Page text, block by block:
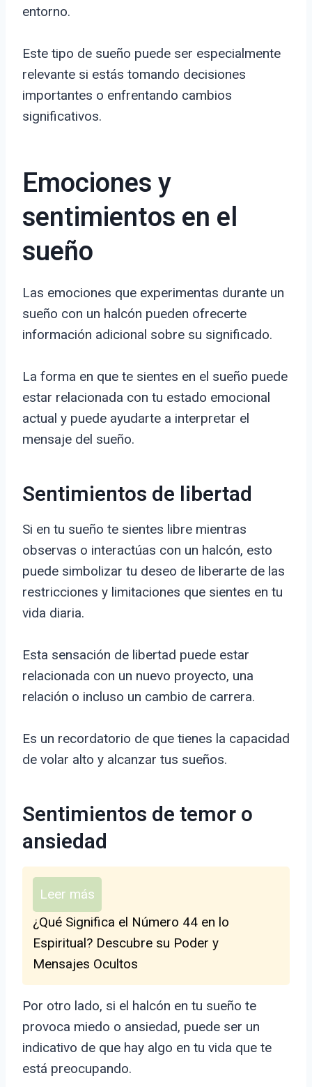
entorno.
Este tipo de sueño puede ser especialmente
relevante si estás tomando decisiones
importantes o enfrentando cambios
significativos.
Emociones y
sentimientos en el
sueño
Las emociones que experimentas durante un
sueño con un halcón pueden ofrecerte
información adicional sobre su significado.
La forma en que te sientes en el sueño puede
estar relacionada con tu estado emocional
actual y puede ayudarte a interpretar el
mensaje del sueño.
Sentimientos de libertad
Si en tu sueño te sientes libre mientras
observas o interactúas con un halcón, esto
puede simbolizar tu deseo de liberarte de las
restricciones y limitaciones que sientes en tu
vida diaria.
Esta sensación de libertad puede estar
relacionada con un nuevo proyecto, una
relación o incluso un cambio de carrera.
Es un recordatorio de que tienes la capacidad
de volar alto y alcanzar tus sueños.
Sentimientos de temor o
ansiedad
Leer más
¿Qué Significa el Número 44 en lo
Espiritual? Descubre su Poder y
Mensajes Ocultos
Por otro lado, si el halcón en tu sueño te
provoca miedo o ansiedad, puede ser un
indicativo de que hay algo en tu vida que te
está preocupando.